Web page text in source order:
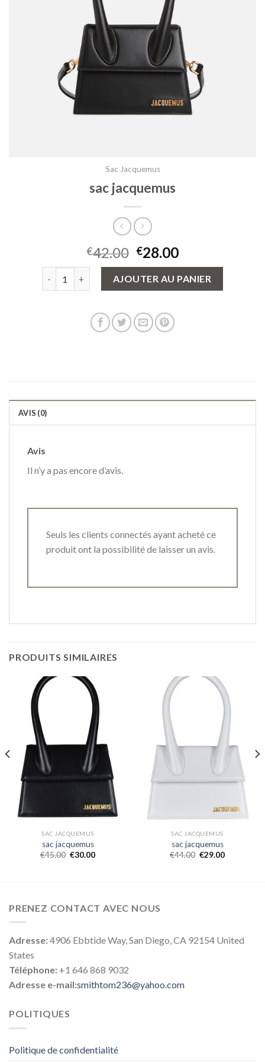
Sac Jacquemus
sac jacquemus
€42.00 €28.00
AJOUTER AU PANIER
AVIS (0)
Avis
Il n’y a pas encore d’avis.
Seuls les clients connectés ayant acheté ce
produit ont la possibilité de laisser un avis.
PRODUITS SIMILAIRES
SAC JACQUEMUS
sac jacquemus
€45.00 €30.00
SAC JACQUEMUS
sac jacquemus
€44.00 €29.00
PRENEZ CONTACT AVEC NOUS
Adresse:4906 Ebbtide Way, San Diego, CA 92154 United
States
Téléphone: +1 646 868 9032
Adresse e-mail:smithtom236@yahoo.com
POLITIQUES
Politique de confidentialité